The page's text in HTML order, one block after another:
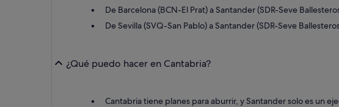
De Barcelona (BCN-El Prat) a Santander (SDR-Seve
De Sevilla (SVQ-San Pablo) a Santander (SDR-Seve
¿Qué puedo hacer en Cantabria?
Cantabria tiene planes para aburrir, y Santander solo es un